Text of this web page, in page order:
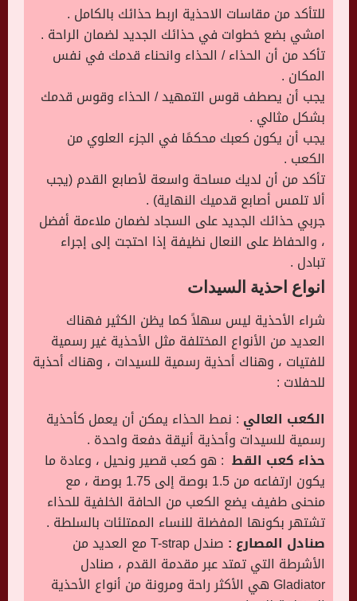
للتأكد من مقاسات الاحذية اربط حذائك بالكامل .
امشي بضع خطوات في حذائك الجديد لضمان الراحة .
تأكد من أن الحذاء / الحذاء وانحناء قدمك في نفس
المكان .
يجب أن يصطف قوس التمهيد / الحذاء وقوس قدمك
بشكل مثالي .
يجب أن يكون كعبك محكمًا في الجزء العلوي من
الكعب .
تأكد من أن لديك مساحة واسعة لأصابع القدم (يجب
ألا تلمس أصابع قدميك النهاية) .
جربي حذائك الجديد على السجاد لضمان ملاءمة أفضل
، والحفاظ على النعال نظيفة إذا احتجت إلى إجراء
تبادل .
انواع احذية السيدات
شراء الأحذية ليس سهلاً كما يظن الكثير فهناك
العديد من الأنواع المختلفة مثل الأحذية غير رسمية
للفتيات ، وهناك أحذية رسمية للسيدات ، وهناك أحذية
للحفلات :
الكعب العالي : نمط الحذاء يمكن أن يعمل كأحذية
رسمية للسيدات وأحذية أنيقة دفعة واحدة .
حذاء كعب القط : هو كعب قصير ونحيل ، وعادة ما
يكون ارتفاعه من 1.5 بوصة إلى 1.75 بوصة ، مع
منحنى طفيف يضع الكعب من الحافة الخلفية للحذاء
تشتهر بكونها المفضلة للنساء الممتلئات بالسلطة .
صنادل المصارع :
صندل T-strap مع العديد من
الأشرطة التي تمتد عبر مقدمة القدم ، صنادل
Gladiator هي الأكثر راحة ومرونة من أنواع الأحذية